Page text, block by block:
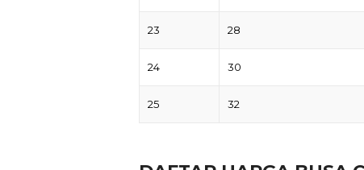
23 28
24 30
25 32